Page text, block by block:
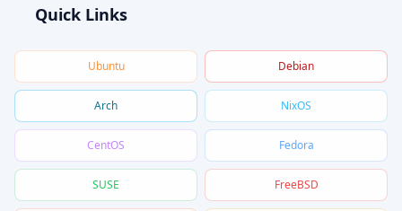
Quick Links
Ubuntu Debian
Arch NixOS
CentOS Fedora
SUSE FreeBSD